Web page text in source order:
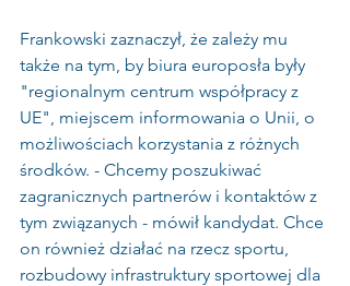
Frankowski zaznaczył, że zależy mu
także na tym, by biura europosła były
"regionalnym centrum współpracy z
UE", miejscem informowania o Unii, o
możliwościach korzystania z różnych
środków. - Chcemy poszukiwać
zagranicznych partnerów i kontaktów z
tym związanych - mówił kandydat. Chce
on również działać na rzecz sportu,
rozbudowy infrastruktury sportowej dla